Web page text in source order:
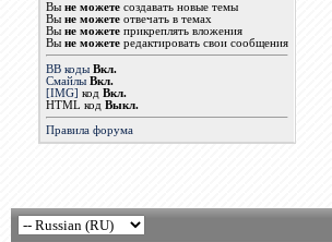
Вы не можетесоздавать новые темы
Вы не можетеотвечать в темах
Вы не можетеприкреплять вложения
Вы не можетередактировать свои сообщения
BB коды Вкл.
Смайлы Вкл.
[IMG] код Вкл.
HTML код Выкл.
Правила форума